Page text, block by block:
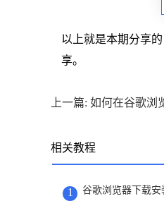
以上就是本期分享的
享。
上一篇: 如何在谷歌浏
相关教程
1 谷歌浏览器下载